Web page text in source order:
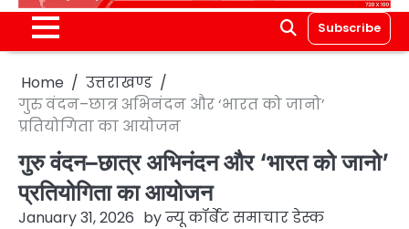
Subscribe
Home
उत्तराखण्ड
गुरु वंदन–छात्र अभिनंदन और ‘भारत को जानो’
प्रतियोगिता का आयोजन
गुरु वंदन–छात्र अभिनंदन और ‘भारत को जानो’
प्रतियोगिता का आयोजन
January 31, 2026 byन्यू कॉर्बेट समाचार डेस्क